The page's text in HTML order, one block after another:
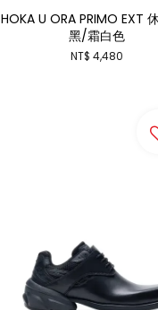
HOKA U ORA PRIMO EXT
黑/霜白色
NT$ 4,480